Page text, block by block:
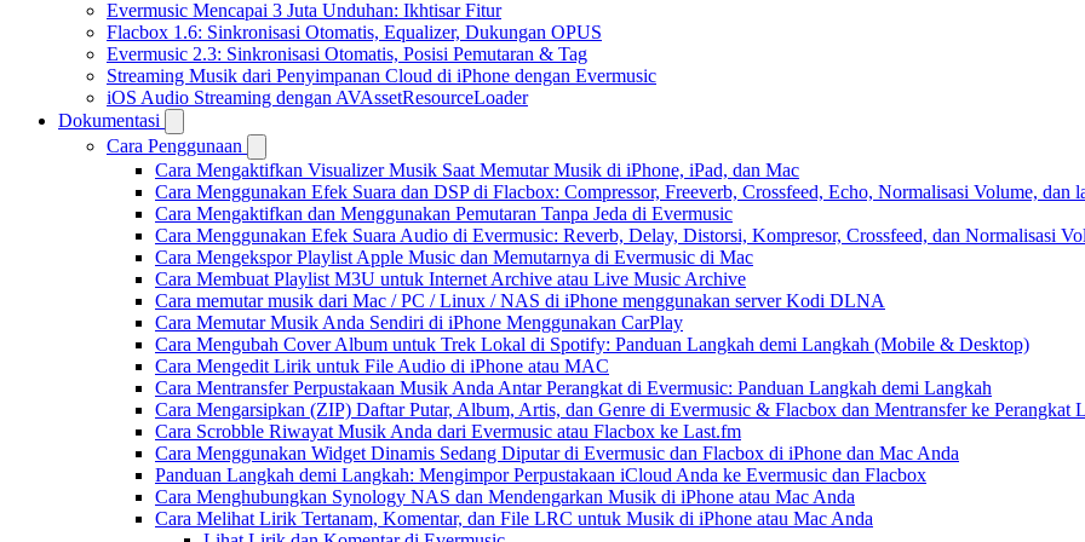
Evermusic Mencapai 3 Juta Unduhan: Ikhtisar Fitur
Flacbox 1.6: Sinkronisasi Otomatis, Equalizer, Dukungan OPUS
Evermusic 2.3: Sinkronisasi Otomatis, Posisi Pemutaran & Tag
Streaming Musik dari Penyimpanan Cloud di iPhone dengan Evermusic
iOS Audio Streaming dengan AVAssetResourceLoader
Dokumentasi
Cara Penggunaan
Cara Mengaktifkan Visualizer Musik Saat Memutar Musik di iPhone, iPad, dan Mac
Cara Menggunakan Efek Suara dan DSP di Flacbox: Compressor, Freeverb, Crossfeed, Echo, Normalisasi Volume, dan
Cara Mengaktifkan dan Menggunakan Pemutaran Tanpa Jeda di Evermusic
Cara Menggunakan Efek Suara Audio di Evermusic: Reverb, Delay, Distorsi, Kompresor, Crossfeed, dan Normalisasi
Cara Mengekspor Playlist Apple Music dan Memutarnya di Evermusic di Mac
Cara Membuat Playlist M3U untuk Internet Archive atau Live Music Archive
Cara memutar musik dari Mac / PC / Linux / NAS di iPhone menggunakan server Kodi DLNA
Cara Memutar Musik Anda Sendiri di iPhone Menggunakan CarPlay
Cara Mengubah Cover Album untuk Trek Lokal di Spotify: Panduan Langkah demi Langkah (Mobile & Desktop)
Cara Mengedit Lirik untuk File Audio di iPhone atau MAC
Cara Mentransfer Perpustakaan Musik Anda Antar Perangkat di Evermusic: Panduan Langkah demi Langkah
Cara Mengarsipkan (ZIP) Daftar Putar, Album, Artis, dan Genre di Evermusic & Flacbox dan Mentransfer ke Perangkat
Cara Scrobble Riwayat Musik Anda dari Evermusic atau Flacbox ke Last.fm
Cara Menggunakan Widget Dinamis Sedang Diputar di Evermusic dan Flacbox di iPhone dan Mac Anda
Panduan Langkah demi Langkah: Mengimpor Perpustakaan iCloud Anda ke Evermusic dan Flacbox
Cara Menghubungkan Synology NAS dan Mendengarkan Musik di iPhone atau Mac Anda
Cara Melihat Lirik Tertanam, Komentar, dan File LRC untuk Musik di iPhone atau Mac Anda